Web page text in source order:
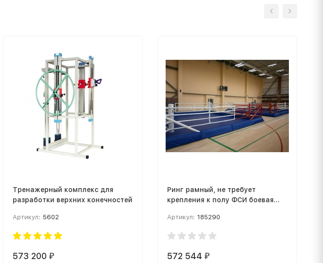
Тренажерный комплекс для
разработки верхних конечностей
Артикул: 5602
573 200 ₽
Ринг рамный, не требует
крепления к полу ФСИ боевая
площадка 6,6х6,6 м
Артикул: 185290
572 544 ₽